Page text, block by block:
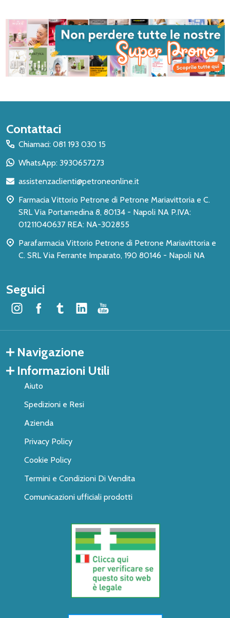
Inizio
del
piè
pagina
Contattaci
Chiamaci: 081 193 030 15
WhatsApp: 3930657273
assistenzaclienti@petroneonline.it
Farmacia Vittorio Petrone di Petrone Mariavittoria e C.
SRL Via Portamedina 8, 80134 - Napoli NA P.IVA:
01211040637 REA: NA-302855
Parafarmacia Vittorio Petrone di Petrone Mariavittoria e
C. SRL Via Ferrante Imparato, 190 80146 - Napoli NA
Seguici
Navigazione
Informazioni Utili
Aiuto
Spedizioni e Resi
Azienda
Privacy Policy
Cookie Policy
Termini e Condizioni Di Vendita
Comunicazioni ufficiali prodotti